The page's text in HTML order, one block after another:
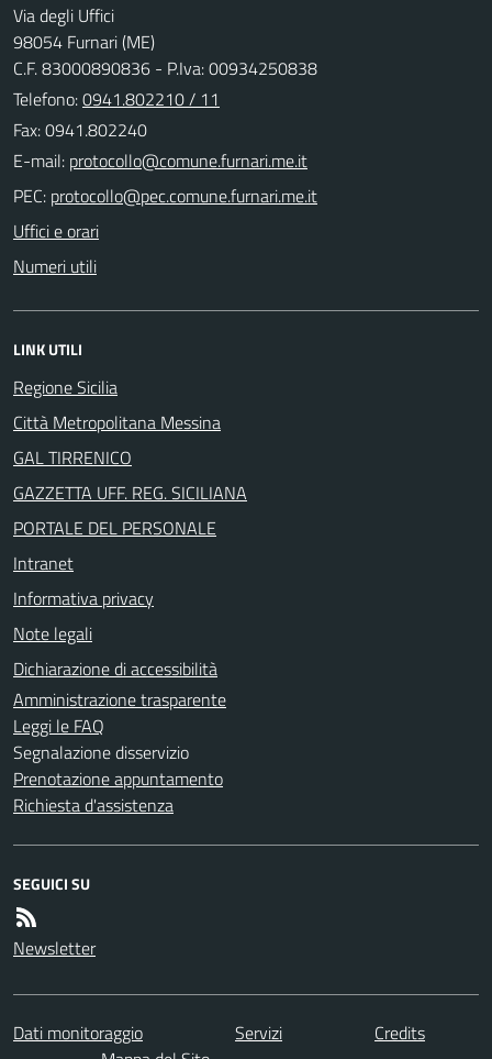
Via degli Uffici
98054 Furnari (ME)
C.F. 83000890836 - P.Iva: 00934250838
Telefono:0941.802210 / 11
Fax: 0941.802240
E-mail:
PEC:
Uffici e orari
Numeri utili
LINK UTILI
Regione Sicilia
Città Metropolitana Messina
GAL TIRRENICO
GAZZETTA UFF. REG. SICILIANA
PORTALE DEL PERSONALE
Intranet
Informativa privacy
Note legali
Dichiarazione di accessibilità
Amministrazione trasparente
Leggi le FAQ
Segnalazione disservizio
Prenotazione appuntamento
Richiesta d'assistenza
SEGUICI SU
Newsletter
Dati monitoraggio Servizi
Credits